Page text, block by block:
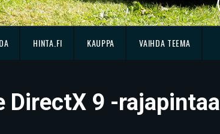
HINTA.FI KAUPPA VAIHDA TEEMA
9 -rajapintaa